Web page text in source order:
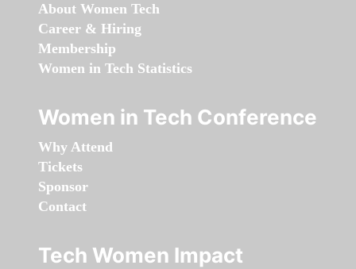
About Women Tech
Career & Hiring
Membership
Women in Tech Statistics
Women in Tech Conference
Why Attend
Tickets
Sponsor
Contact
Tech Women Impact